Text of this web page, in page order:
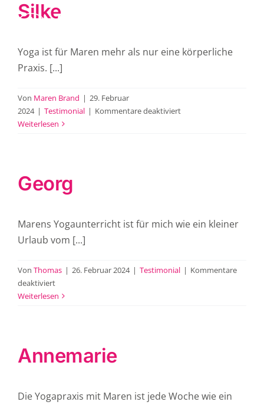
Zum
Inhalt
Home
Öle
Instagram
Silke
Yoga ist für Maren mehr als nur eine körperliche
Praxis. [...]
Von Maren Brand | 29. Februar
2024 | Testimonial | Kommentare deaktiviertfür
Weiterlesen
Georg
Marens Yogaunterricht ist für mich wie ein kleiner
Urlaub vom [...]
Von Thomas | 26. Februar 2024 | Testimonial | Kommentare
deaktiviertfür
Georg
Weiterlesen
Annemarie
Die Yogapraxis mit Maren ist jede Woche wie ein